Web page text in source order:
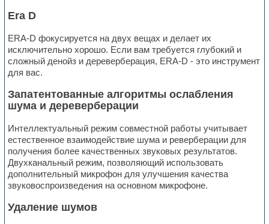
Era D
ERA-D фокусируется на двух вещах и делает их
исключительно хорошо. Если вам требуется глубокий и
сложный денойз и дереверберация, ERA-D - это инструмент
для вас.
Запатентованные алгоритмы ослабления
шума и дереверберации
Интеллектуальный режим совместной работы учитывает
естественное взаимодействие шума и реверберации для
получения более качественных звуковых результатов.
Двухканальный режим, позволяющий использовать
дополнительный микрофон для улучшения качества
звуковоспроизведения на основном микрофоне.
Удаление шумов